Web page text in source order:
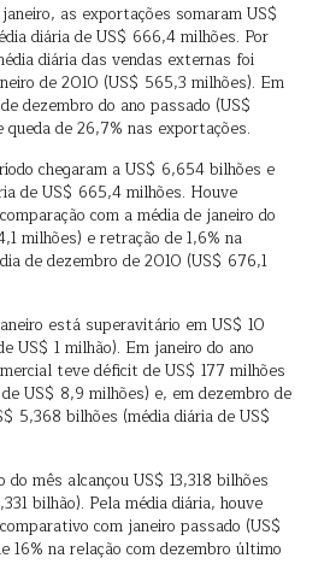
as exportações somaram US$
diária de US$ 666,4 milhões. Por
diária das vendas externas foi
de 2010 (US$ 565,3 milhões). Em
dezembro do ano passado (US$
de 26,7% nas exportações.
chegaram a US$ 6,654 bilhões e
de US$ 665,4 milhões. Houve
com a média de janeiro do
milhões) e retração de 1,6% na
de dezembro de 2010 (US$ 676,1
está superavitário em US$ 10
US$ 1 milhão). Em janeiro do ano
teve déficit de US$ 177 milhões
US$ 8,9 milhões) e, em dezembro de
5,368 bilhões (média diária de US$
mês alcançou US$ 13,318 bilhões
bilhão). Pela média diária, houve
com janeiro passado (US$
16% na relação com dezembro último